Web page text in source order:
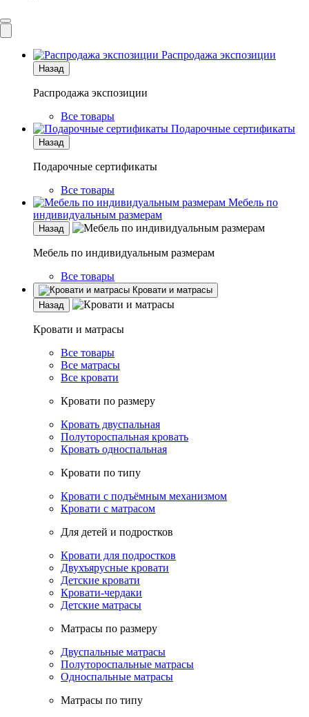
Распродажа экспозиции
Назад
Распродажа экспозиции
Все товары
Подарочные сертификаты
Назад
Подарочные сертификаты
Все товары
Мебель по
индивидуальным размерам
Назад
Мебель по индивидуальным размерам
Все товары
Кровати и матрасы
Назад
Кровати и матрасы
Все товары
Все матрасы
Все кровати
Кровати по размеру
Кровать двуспальная
Полутороспальная кровать
Кровать односпальная
Кровати по типу
Кровати с подъёмным механизмом
Кровати с матрасом
Для детей и подростков
Кровати для подростков
Двухъярусные кровати
Детские кровати
Кровати-чердаки
Детские матрасы
Матрасы по размеру
Двуспальные матрасы
Полутороспальные матрасы
Односпальные матрасы
Матрасы по типу